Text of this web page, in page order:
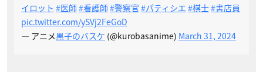
イロット #医師#看護師#警察官 #パティシエ #棋士#書店員
pic.twitter.com/ySVj2FeGoD
— アニメ黒子のバスケ (@kurobasanime) March 31, 2024